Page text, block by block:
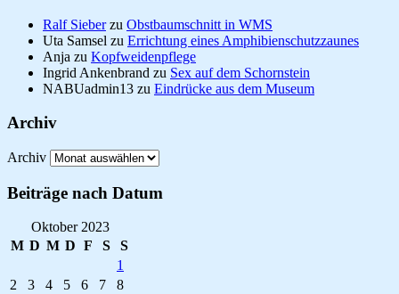
Ralf Sieberzu Obstbaumschnitt in WMS
Uta Samsel zu Errichtung eines Amphibienschutzzaunes
Anja zu Kopfweidenpflege
Ingrid Ankenbrand zu Sex auf dem Schornstein
NABUadmin13 zu Eindrücke aus dem Museum
Archiv
Archiv
Beiträge nach Datum
Oktober 2023
M D M D F S
S
1
2
3 4 5 6 7
8